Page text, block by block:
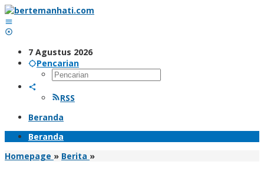
Lewati
ke
konten
7 Agustus 2026
Pencarian
RSS
Beranda
Beranda
Homepage » Berita »Nobar